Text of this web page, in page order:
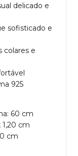
delicado e
sofisticado e
colares e
925
60 cm
cm
cm